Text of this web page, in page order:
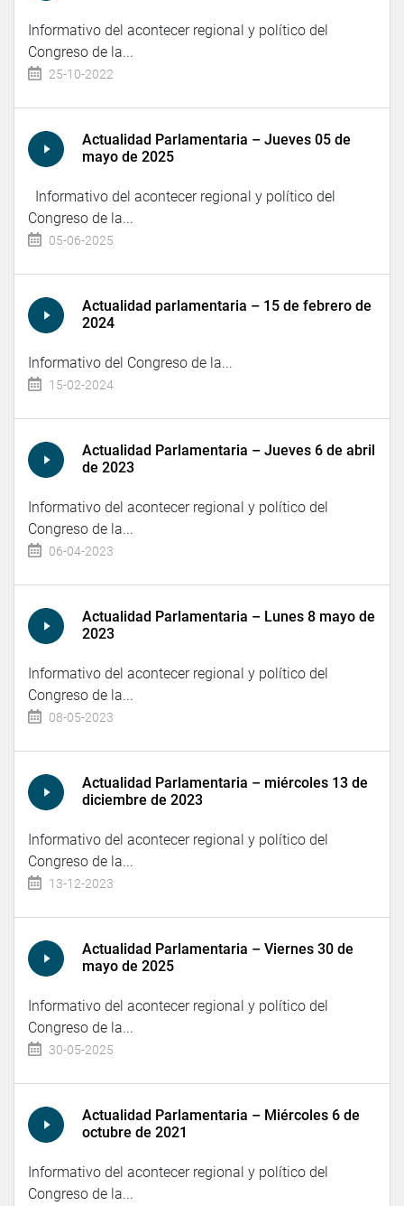
Informativo del acontecer regional y político del
Congreso de la...
25-10-2022
Actualidad Parlamentaria – Jueves 05 de
mayo de 2025
Informativo del acontecer regional y político del
Congreso de la...
05-06-2025
Actualidad parlamentaria – 15 de febrero de
2024
Informativo del Congreso de la...
15-02-2024
Actualidad Parlamentaria – Jueves 6 de abril
de 2023
Informativo del acontecer regional y político del
Congreso de la...
06-04-2023
Actualidad Parlamentaria – Lunes 8 mayo de
2023
Informativo del acontecer regional y político del
Congreso de la...
08-05-2023
Actualidad Parlamentaria – miércoles 13 de
diciembre de 2023
Informativo del acontecer regional y político del
Congreso de la...
13-12-2023
Actualidad Parlamentaria – Viernes 30 de
mayo de 2025
Informativo del acontecer regional y político del
Congreso de la...
30-05-2025
Actualidad Parlamentaria – Miércoles 6 de
octubre de 2021
Informativo del acontecer regional y político del
Congreso de la...